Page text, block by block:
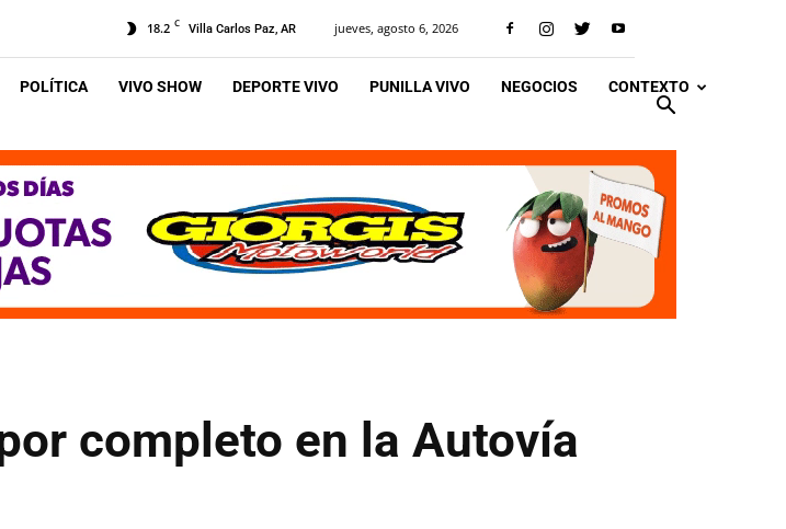
18.2 C Villa Carlos Paz, AR jueves, agosto 6, 2026
POLÍTICA VIVO SHOW DEPORTE VIVO PUNILLA VIVO NEGOCIOS CONTEXTO
completo en la Autovía